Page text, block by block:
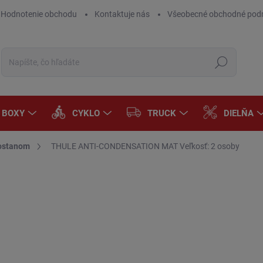
Hodnotenie obchodu Kontaktuje nás Všeobecné obchodné
Hľadať
BOXY CYKLO TRUCK DIELŇA
THULE ANTI-CONDENSATION MAT Veľkosť: 2 osoby